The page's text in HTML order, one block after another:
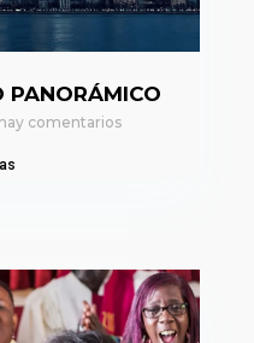
PANORÁMICO
comentarios